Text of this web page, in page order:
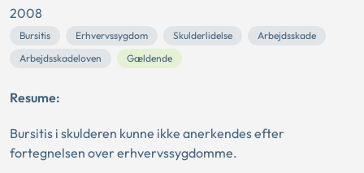
2008
Bursitis Erhvervssygdom Skulderlidelse
Arbejdsskade
Arbejdsskadeloven
Gældende
Resume:
Bursitis i skulderen kunne ikke anerkendes efter
fortegnelsen over erhvervssygdomme.